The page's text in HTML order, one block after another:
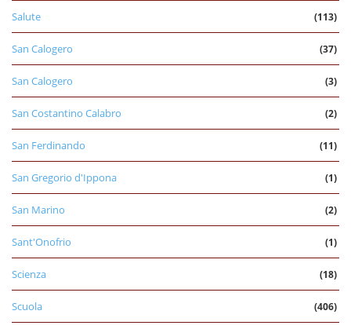
Salute (113)
San Calogero (37)
San Calogero (3)
San Costantino Calabro (2)
San Ferdinando (11)
San Gregorio d'Ippona (1)
San Marino (2)
Sant'Onofrio (1)
Scienza (18)
Scuola (406)